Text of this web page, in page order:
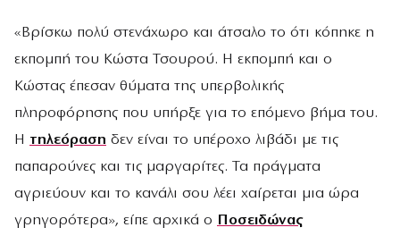
«Βρίσκω πολύ στενάχωρο και άτσαλο το ότι κόπηκε η
εκπομπή του Κώστα Τσουρού. Η εκπομπή και ο
Κώστας έπεσαν θύματα της υπερβολικής
πληροφόρησης που υπήρξε για το επόμενο βήμα του.
Η τηλεόραση δεν είναι το υπέροχο λιβάδι με τις
παπαρούνες και τις μαργαρίτες. Τα πράγματα
αγριεύουν και το κανάλι σου λέει χαίρεται μια ώρα
γρηγορότερα», είπε αρχικά ο Ποσειδώνας